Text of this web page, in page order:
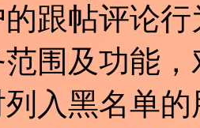
跟帖评论
围及功能
入黑名单